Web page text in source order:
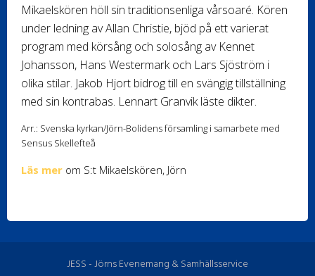
Mikaelskören höll sin traditionsenliga vårsoaré. Kören
under ledning av Allan Christie, bjöd på ett varierat
program med körsång och solosång av Kennet
Johansson, Hans Westermark och Lars Sjöström i
olika stilar. Jakob Hjort bidrog till en svängig tillställning
med sin kontrabas. Lennart Granvik läste dikter.
Arr.: Svenska kyrkan/Jörn-Bolidens församling i samarbete med
Sensus Skellefteå
Läs mer om S:t Mikaelskören, Jörn
JESS - Jörns Evenemang & Samhällsservice